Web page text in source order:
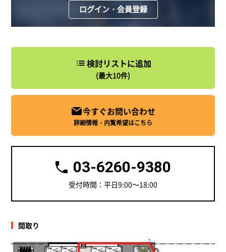
ログイン・会員登録
検討リストに追加
(最大10件)
今すぐお問い合わせ
詳細情報・内覧希望はこちら
03-6260-9380
受付時間：平日9:00～18:00
間取り